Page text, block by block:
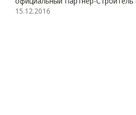
15.12.2016